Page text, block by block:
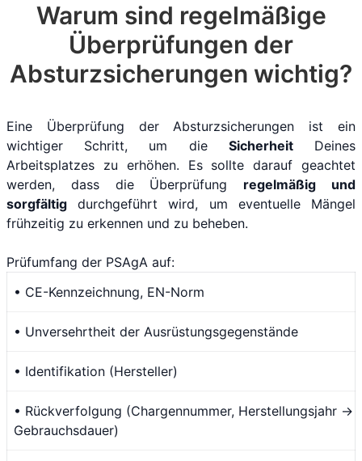
Warum sind regelmäßige
Überprüfungen der
Absturzsicherungen wichtig?
Eine Überprüfung der Absturzsicherungen ist ein
wichtiger Schritt, um die SicherheitDeines
Arbeitsplatzes zu erhöhen. Es sollte darauf geachtet
werden, dass die Überprüfung regelmäßig und
sorgfältig durchgeführt wird, um eventuelle Mängel
frühzeitig zu erkennen und zu beheben.
Prüfumfang der PSAgA auf:
• CE-Kennzeichnung, EN-Norm
• Unversehrtheit der Ausrüstungsgegenstände
• Identifikation (Hersteller)
• Rückverfolgung (Chargennummer, Herstellungsjahr →
Gebrauchsdauer)